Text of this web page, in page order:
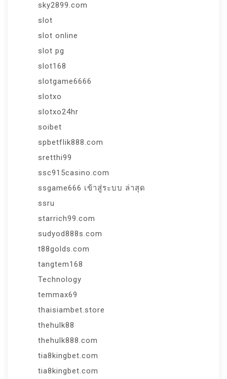
sky2899.com
slot
slot online
slot pg
slot168
slotgame6666
slotxo
slotxo24hr
soibet
spbetflik888.com
sretthi99
ssc915casino.com
ssgame666 เข้าสู่ระบบ ล่าสุด
ssru
starrich99.com
sudyod888s.com
t88golds.com
tangtem168
Technology
temmax69
thaisiambet.store
thehulk88
thehulk888.com
tia8kingbet.com
tia8kingbet.com